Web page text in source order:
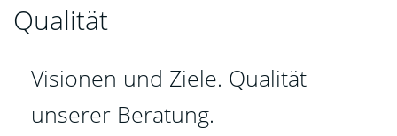
Qualität
Visionen und Ziele. Qualität
unserer Beratung.